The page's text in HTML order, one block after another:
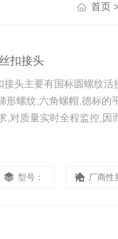
首页
扣接头
头主要有国标圆螺纹
形螺纹,六角螺帽,德标的
,对质量实时全程监控,因
型号： 厂商性